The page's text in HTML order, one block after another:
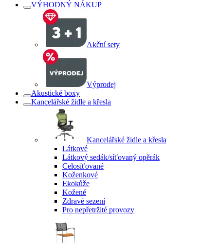
VÝHODNÝ NÁKUP
Akční sety
Výprodej
Akustické boxy
Kancelářské židle a křesla
Kancelářské židle a křesla
Látkové
Látkový sedák/síťovaný opěrák
Celosíťované
Koženkové
Ekokůže
Kožené
Zdravé sezení
Pro nepřetržité provozy